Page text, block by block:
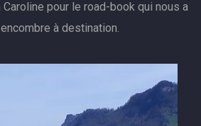
pour le road-book qui nous a
à destination.